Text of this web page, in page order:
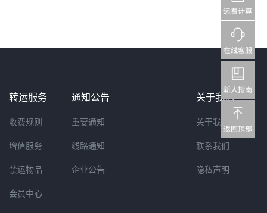
转运服务
收费规则
增值服务
禁运物品
会员中心
通知公告
重要通知
线路通知
企业公告
关于我们
关于我们
联系我们
隐私声明